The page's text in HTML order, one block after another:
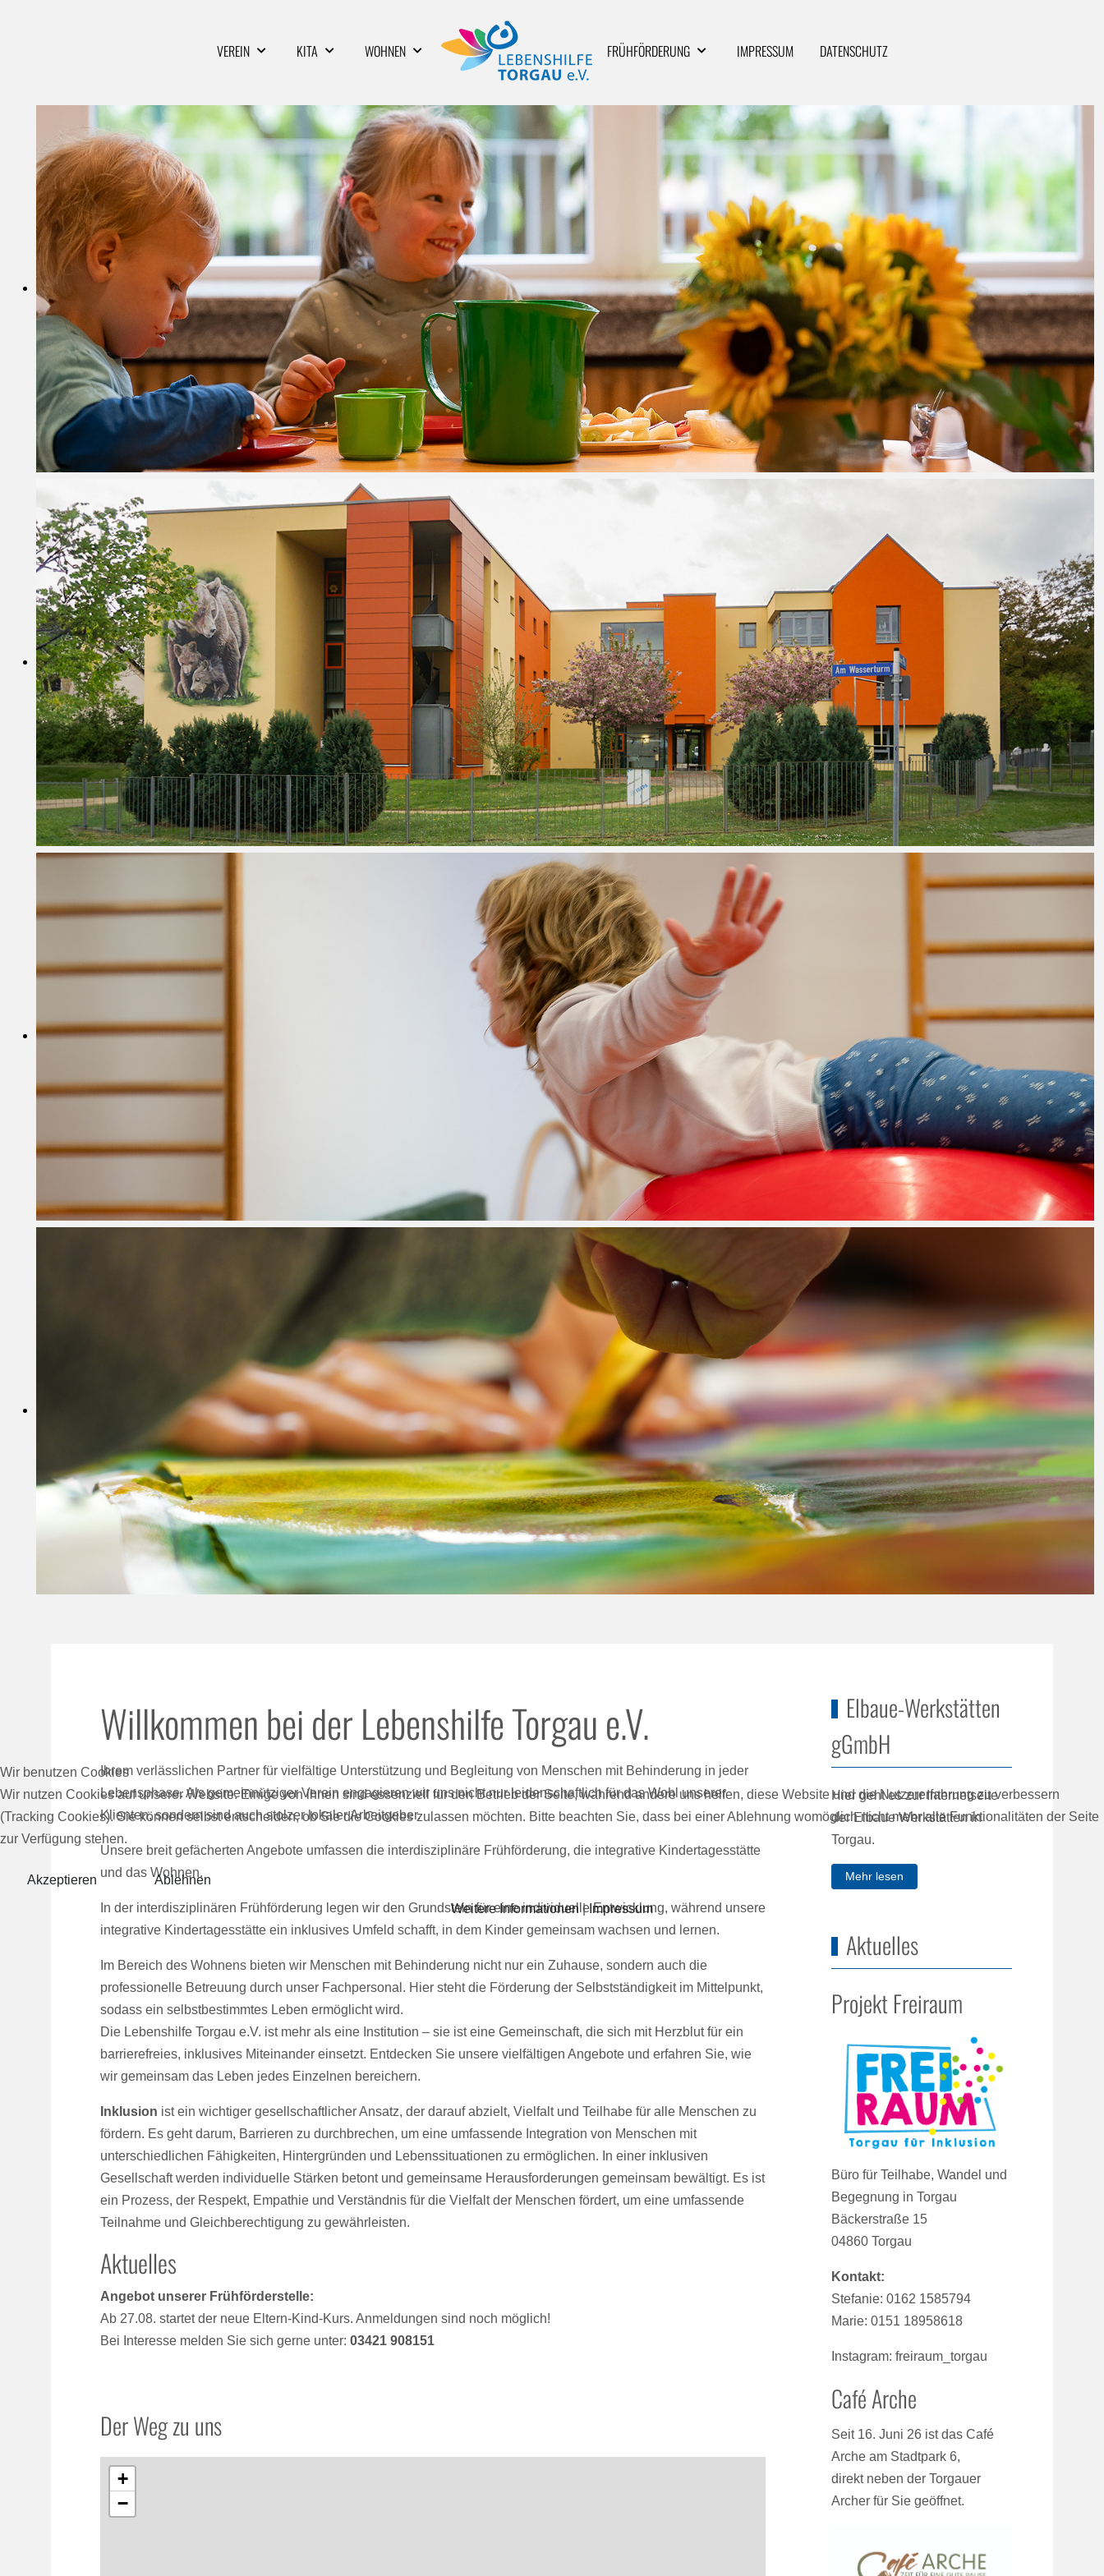
VEREIN KITA WOHNEN FRÜHFÖRDERUNG IMPRESSUM DATENSCHUTZ
Willkommen bei der Lebenshilfe Torgau e.V.
Ihrem verlässlichen Partner für vielfältige Unterstützung und Begleitung von Menschen mit Behinderung in jeder
Lebensphase. Als gemeinnütziger Verein engagieren wir uns nicht nur leidenschaftlich für das Wohl unserer
Klienten, sondern sind auch stolzer lokaler Arbeitgeber.
Unsere breit gefächerten Angebote umfassen die interdisziplinäre Frühförderung, die integrative Kindertagesstätte
und das Wohnen.
In der interdisziplinären Frühförderung legen wir den Grundstein für eine individuelle Entwicklung, während unsere
integrative Kindertagesstätte ein inklusives Umfeld schafft, in dem Kinder gemeinsam wachsen und lernen.
Im Bereich des Wohnens bieten wir Menschen mit Behinderung nicht nur ein Zuhause, sondern auch die
professionelle Betreuung durch unser Fachpersonal. Hier steht die Förderung der Selbstständigkeit im Mittelpunkt,
sodass ein selbstbestimmtes Leben ermöglicht wird.
Die Lebenshilfe Torgau e.V. ist mehr als eine Institution – sie ist eine Gemeinschaft, die sich mit Herzblut für ein
barrierefreies, inklusives Miteinander einsetzt. Entdecken Sie unsere vielfältigen Angebote und erfahren Sie, wie
wir gemeinsam das Leben jedes Einzelnen bereichern.
Inklusion ist ein wichtiger gesellschaftlicher Ansatz, der darauf abzielt, Vielfalt und Teilhabe für alle Menschen zu
fördern. Es geht darum, Barrieren zu durchbrechen, um eine umfassende Integration von Menschen mit
unterschiedlichen Fähigkeiten, Hintergründen und Lebenssituationen zu ermöglichen. In einer inklusiven
Gesellschaft werden individuelle Stärken betont und gemeinsame Herausforderungen gemeinsam bewältigt. Es ist
ein Prozess, der Respekt, Empathie und Verständnis für die Vielfalt der Menschen fördert, um eine umfassende
Teilnahme und Gleichberechtigung zu gewährleisten.
Aktuelles
Angebot unserer Frühförderstelle:
Ab 27.08. startet der neue Eltern-Kind-Kurs. Anmeldungen sind noch möglich!
Bei Interesse melden Sie sich gerne unter: 03421 908151
Der Weg zu uns
+
−
Elbaue-Werkstätten
gGmbH
Hier geht es zur Internetseite
der Elbaue Werkstätten in
Torgau.
Mehr lesen
Aktuelles
Projekt Freiraum
Büro für Teilhabe, Wandel und
Begegnung in Torgau
Bäckerstraße 15
04860 Torgau
Kontakt:
Stefanie: 0162 1585794
Marie: 0151 18958618
Instagram: freiraum_torgau
Café Arche
Seit 16. Juni 26 ist das Café
Arche am Stadtpark 6,
direkt neben der Torgauer
Archer für Sie geöffnet.
Wir benutzen Cookies
Wir nutzen Cookies auf unserer Website. Einige von ihnen sind essenziell für den Betrieb der Seite, während andere uns helfen, diese Website und die Nutzererfahrung zu verbessern
(Tracking Cookies). Sie können selbst entscheiden, ob Sie die Cookies zulassen möchten. Bitte beachten Sie, dass bei einer Ablehnung womöglich nicht mehr alle Funktionalitäten der Seite
zur Verfügung stehen.
Akzeptieren Ablehnen
Weitere Informationen |Impressum